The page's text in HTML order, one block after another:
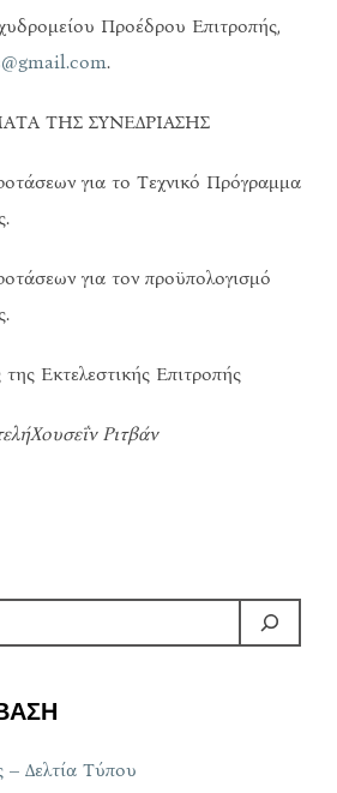
Προέδρου Επιτροπής,
.
ΤΗΣ ΣΥΝΕΔΡΙΑΣΗΣ
για το Τεχνικό Πρόγραμμα
για τον προϋπολογισμό
Εκτελεστικής Επιτροπής
Χουσεΐν Ριτβάν
– Δελτία Τύπου